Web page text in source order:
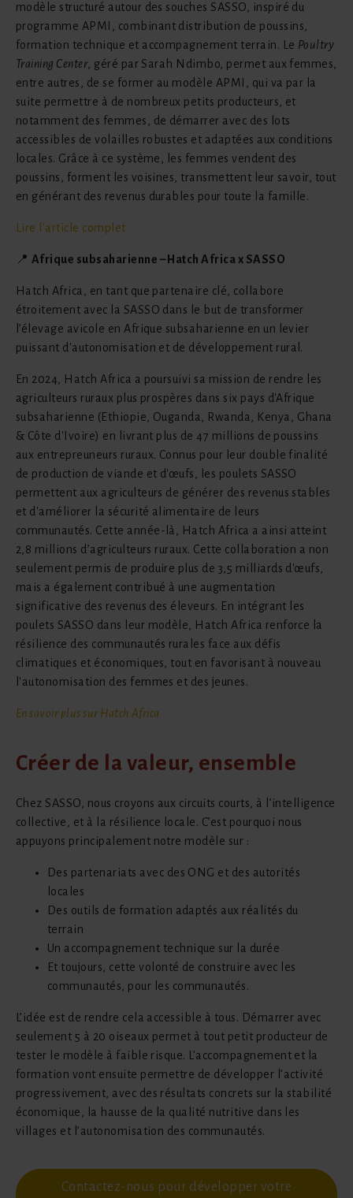
modèle structuré autour des souches SASSO, inspiré du
programme APMI, combinant distribution de poussins,
formation technique et accompagnement terrain. Le Poultry
Training Center, géré par Sarah Ndimbo, permet aux femmes,
entre autres, de se former au modèle APMI, qui va par la
suite permettre à de nombreux petits producteurs, et
notamment des femmes, de démarrer avec des lots
accessibles de volailles robustes et adaptées aux conditions
locales. Grâce à ce système, les femmes vendent des
poussins, forment les voisines, transmettent leur savoir, tout
en générant des revenus durables pour toute la famille.
Lire l'article complet
📍 Afrique subsaharienne – Hatch Africa x SASSO
Hatch Africa, en tant que partenaire clé, collabore
étroitement avec la SASSO dans le but de transformer
l’élevage avicole en Afrique subsaharienne en un levier
puissant d'autonomisation et de développement rural.
En 2024, Hatch Africa a poursuivi sa mission de rendre les
agriculteurs ruraux plus prospères dans six pays d'Afrique
subsaharienne (Ethiopie, Ouganda, Rwanda, Kenya, Ghana
& Côte d'Ivoire) en livrant plus de 47 millions de poussins
aux entrepreuneurs ruraux. Connus pour leur double finalité
de production de viande et d'œufs, les poulets SASSO
permettent aux agriculteurs de générer des revenus stables
et d'améliorer la sécurité alimentaire de leurs
communautés. Cette année-là, Hatch Africa a ainsi atteint
2,8 millions d’agriculteurs ruraux. Cette collaboration a non
seulement permis de produire plus de 3,5 milliards d'œufs,
mais a également contribué à une augmentation
significative des revenus des éleveurs. En intégrant les
poulets SASSO dans leur modèle, Hatch Africa renforce la
résilience des communautés rurales face aux défis
climatiques et économiques, tout en favorisant à nouveau
l'autonomisation des femmes et des jeunes.
En savoir plus sur Hatch Africa
Créer de la valeur, ensemble
Chez SASSO, nous croyons aux circuits courts, à l’intelligence
collective, et à la résilience locale. C’est pourquoi nous
appuyons principalement notre modèle sur :
Des partenariats avec des ONG et des autorités
locales
Des outils de formation adaptés aux réalités du
terrain
Un accompagnement technique sur la durée
Et toujours, cette volonté de construire avec les
communautés, pour les communautés.
L’idée est de rendre cela accessible à tous. Démarrer avec
seulement 5 à 20 oiseaux permet à tout petit producteur de
tester le modèle à faible risque. L’accompagnement et la
formation vont ensuite permettre de développer l’activité
progressivement, avec des résultats concrets sur la stabilité
économique, la hausse de la qualité nutritive dans les
villages et l’autonomisation des communautés.
Contactez-nous pour développer votre